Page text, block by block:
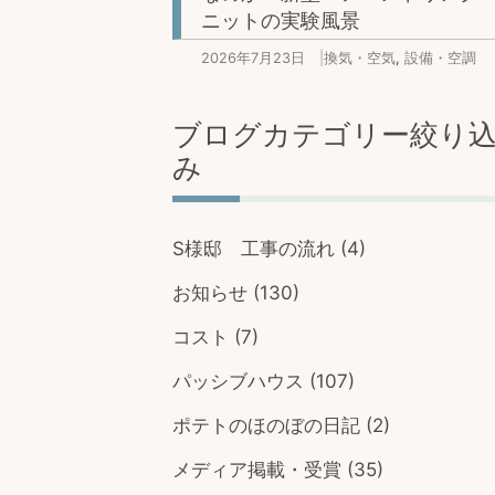
ニットの実験風景
2026年7月23日 換気・空気, 設備・空調
ブログカテゴリー絞り
み
S様邸 工事の流れ (4)
お知らせ (130)
コスト (7)
パッシブハウス (107)
ポテトのほのぼの日記 (2)
メディア掲載・受賞 (35)